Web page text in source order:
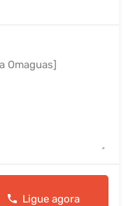
Ligue agora